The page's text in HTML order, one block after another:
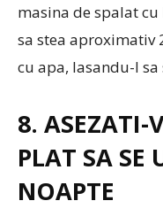
masina de spalat
sa stea aproximativ
cu apa, lasandu-l sa
8. ASEZATI-
PLAT SA SE
NOAPTE